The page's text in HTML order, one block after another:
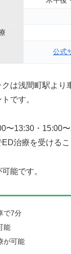
公式
は浅間町駅より
です。
〜13:30・15:00
治療を受けるこ
能です。
で7分
能
が可能